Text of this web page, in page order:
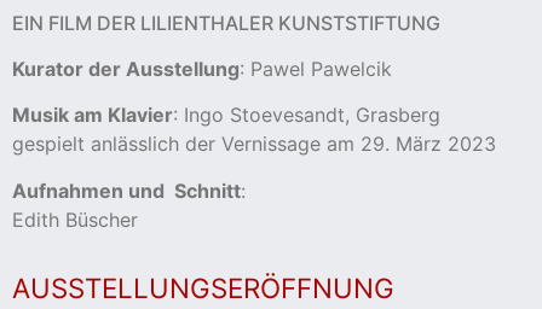
EIN FILM DER LILIENTHALER KUNSTSTIFTUNG
Kurator der Ausstellung: Pawel Pawelcik
Musik am Klavier: Ingo Stoevesandt, Grasberg
gespielt anlässlich der Vernissage am 29. März 2023
Aufnahmen und Schnitt:
Edith Büscher
AUSSTELLUNGSERÖFFNUNG